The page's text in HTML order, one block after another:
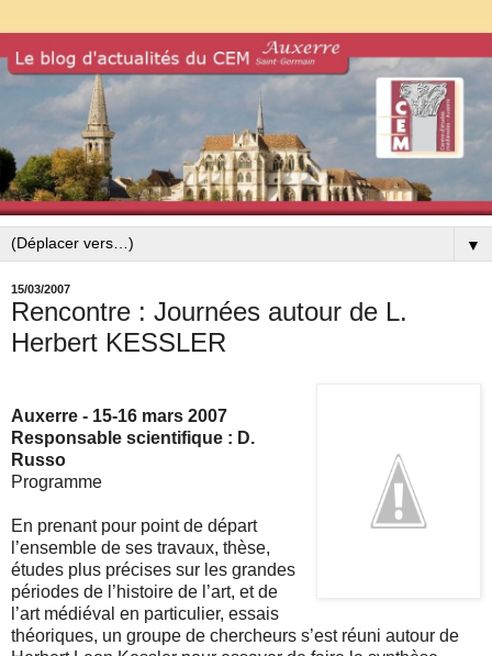
▼
15/03/2007
Rencontre : Journées autour de L.
Herbert KESSLER
Auxerre - 15-16 mars 2007
Responsable scientifique : D.
Russo
Programme
En prenant pour point de départ
l’ensemble de ses travaux, thèse,
études plus précises sur les grandes
périodes de l’histoire de l’art, et de
l’art médiéval en particulier, essais
théoriques, un groupe de chercheurs s’est réuni autour de